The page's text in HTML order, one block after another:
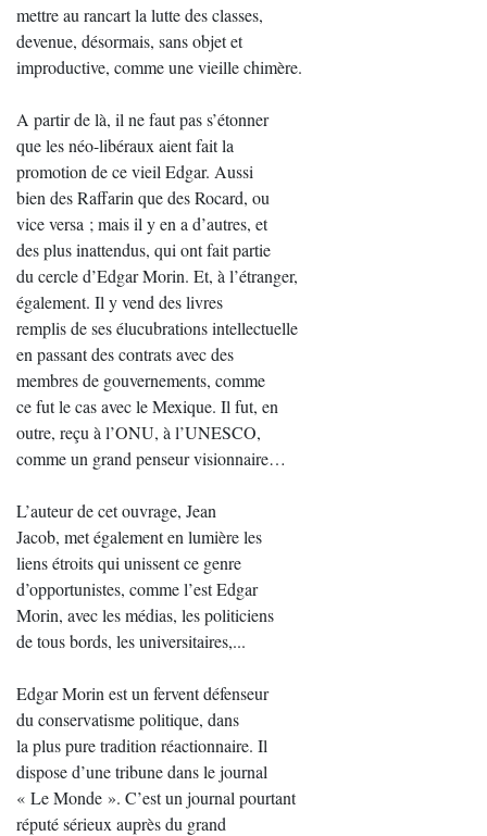
mettre au rancart la lutte des classes,
devenue, désormais, sans objet et
improductive, comme une vieille chimère.
A partir de là, il ne faut pas s’étonner
que les néo-libéraux aient fait la
promotion de ce vieil Edgar. Aussi
bien des Raffarin que des Rocard, ou
vice versa ; mais il y en a d’autres, et
des plus inattendus, qui ont fait partie
du cercle d’Edgar Morin. Et, à l’étranger,
également. Il y vend des livres
remplis de ses élucubrations intellectuelle
en passant des contrats avec des
membres de gouvernements, comme
ce fut le cas avec le Mexique. Il fut, en
outre, reçu à l’ONU, à l’UNESCO,
comme un grand penseur visionnaire…
L’auteur de cet ouvrage, Jean
Jacob, met également en lumière les
liens étroits qui unissent ce genre
d’opportunistes, comme l’est Edgar
Morin, avec les médias, les politiciens
de tous bords, les universitaires,...
Edgar Morin est un fervent défenseur
du conservatisme politique, dans
la plus pure tradition réactionnaire. Il
dispose d’une tribune dans le journal
« Le Monde ». C’est un journal pourtant
réputé sérieux auprès du grand